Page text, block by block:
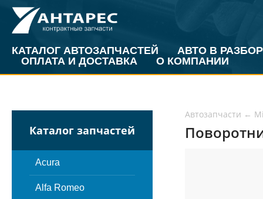
КАТАЛОГ АВТОЗАПЧАСТЕЙ
АВТО В РАЗБОР
ОПЛАТА И ДОСТАВКА
О КОМПАНИИ
Каталог запчастей
Acura
Alfa Romeo
Автозапчасти ←